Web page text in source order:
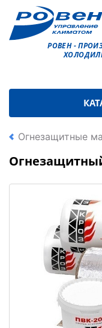
РОВЕН -
Огнезащитные